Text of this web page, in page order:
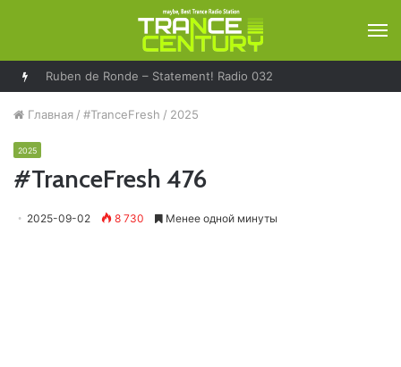
Ruben de Ronde – Statement! Radio 032
Главная / #TranceFresh / 2025
2025
#TranceFresh 476
2025-09-02 8 730 Менее одной минуты